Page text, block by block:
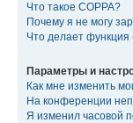
Что такое COPPA?
Почему я не могу
Что делает
Параметры и
Как мне изменить
На конференции
Я изменил часовой